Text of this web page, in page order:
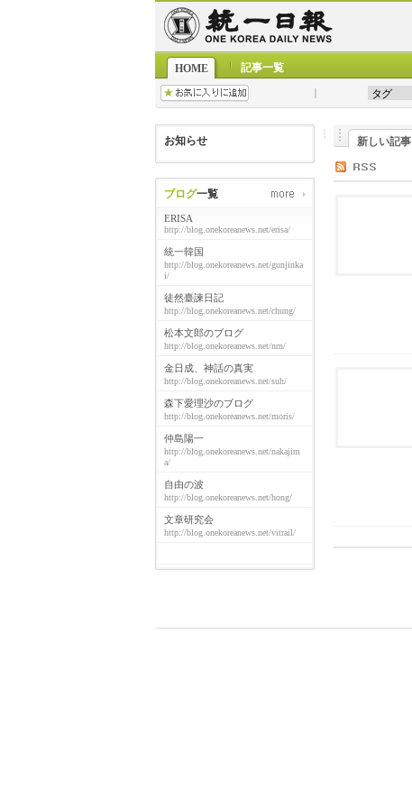
HOME 記事一覧
お知らせ
ブログ一覧
ERISA
http://blog.onekoreanews.net/erisa/
統一韓国
http://blog.onekoreanews.net/gunjinka
i/
徒然臺諫日記
http://blog.onekoreanews.net/chung/
松本文郎のブログ
http://blog.onekoreanews.net/nrn/
金日成、神話の真実
http://blog.onekoreanews.net/suh/
森下愛理沙のブログ
http://blog.onekoreanews.net/moris/
仲島陽一
http://blog.onekoreanews.net/nakajim
a/
自由の波
http://blog.onekoreanews.net/hong/
文章研究会
http://blog.onekoreanews.net/vitrail/
新しい記事